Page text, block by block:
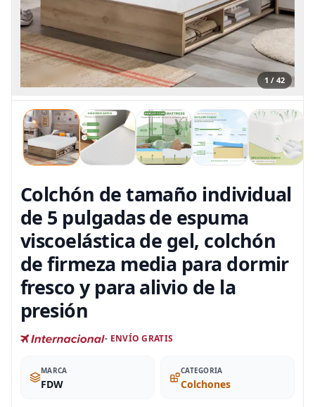
1 / 42
Colchón de tamaño individual
de 5 pulgadas de espuma
viscoelástica de gel, colchón
de firmeza media para dormir
fresco y para alivio de la
presión
- ENVÍO GRATIS
MARCA
FDW
CATEGORIA
Colchones